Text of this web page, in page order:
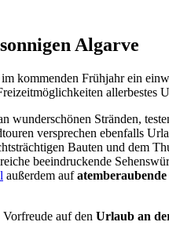
Algarve
kommenden Frühjahr ein
allerbestes
wunderschönen Stränden,
versprechen ebenfalls
Bauten und dem
beeindruckende
außerdem auf
auf den Urlaub an